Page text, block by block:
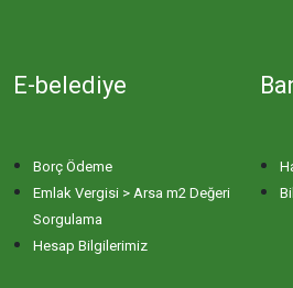
E-belediye
Borç Ödeme
Emlak Vergisi > Arsa m2 Değeri
Sorgulama
Hesap Bilgilerimiz